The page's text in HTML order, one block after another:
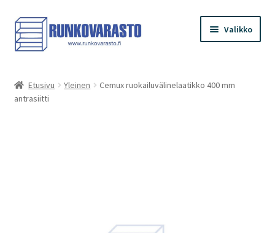
Siirry
navigointiin
Siirry
sisältöön
Valikko
Kauppa
Etusivu Yleinen
Cemux ruokailuvälinelaatikko 400 mm
antrasiitti